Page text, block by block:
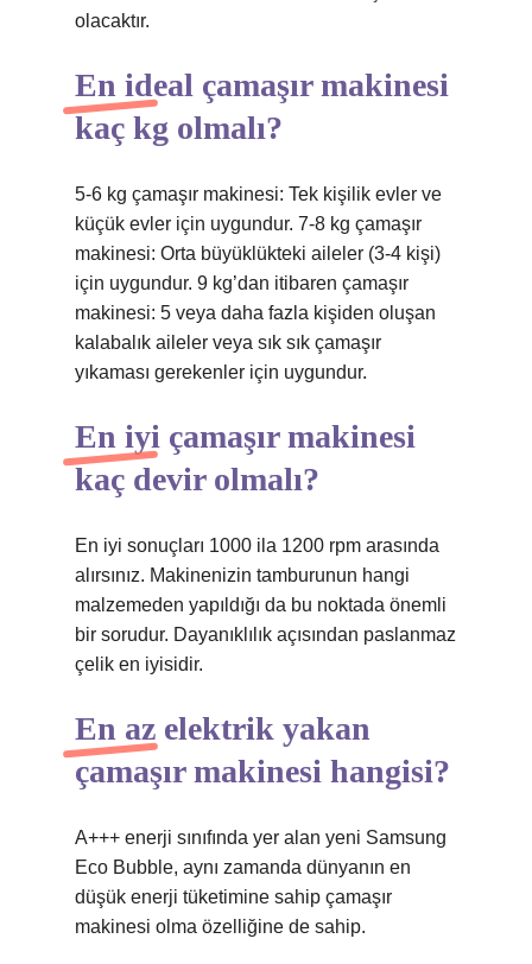
olacaktır.
En ideal çamaşır makinesi
kaç kg olmalı?
5-6 kg çamaşır makinesi: Tek kişilik evler ve
küçük evler için uygundur. 7-8 kg çamaşır
makinesi: Orta büyüklükteki aileler (3-4 kişi)
için uygundur. 9 kg’dan itibaren çamaşır
makinesi: 5 veya daha fazla kişiden oluşan
kalabalık aileler veya sık sık çamaşır
yıkaması gerekenler için uygundur.
En iyi çamaşır makinesi
kaç devir olmalı?
En iyi sonuçları 1000 ila 1200 rpm arasında
alırsınız. Makinenizin tamburunun hangi
malzemeden yapıldığı da bu noktada önemli
bir sorudur. Dayanıklılık açısından paslanmaz
çelik en iyisidir.
En az elektrik yakan
çamaşır makinesi hangisi?
A+++ enerji sınıfında yer alan yeni Samsung
Eco Bubble, aynı zamanda dünyanın en
düşük enerji tüketimine sahip çamaşır
makinesi olma özelliğine de sahip.